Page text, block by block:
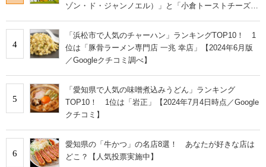
ゾン・ド・ジャンノエル）」と「小倉トーストチーズケ
4
「浜松市で人気のチャーハン」ランキングTOP10！ 1
位は「豚骨ラーメン専門店 一兆 幸店」【2024年6月版
／Googleクチコミ調べ】
5
「愛知県で人気の味噌煮込みうどん」ランキング
TOP10！ 1位は「岩正」【2024年7月4日時点／Google
クチコミ】
6
愛知県の「牛かつ」の名店8選！ あなたが好きな店は
どこ？【人気投票実施中】